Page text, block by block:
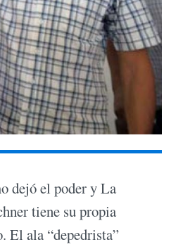
dejó el poder y La
tiene su propia
El ala “depedrista”